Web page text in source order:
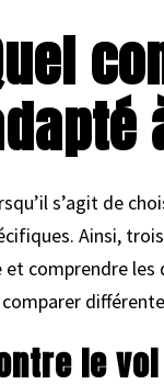
s’agit de
Ainsi,
et comprendre les
le vol